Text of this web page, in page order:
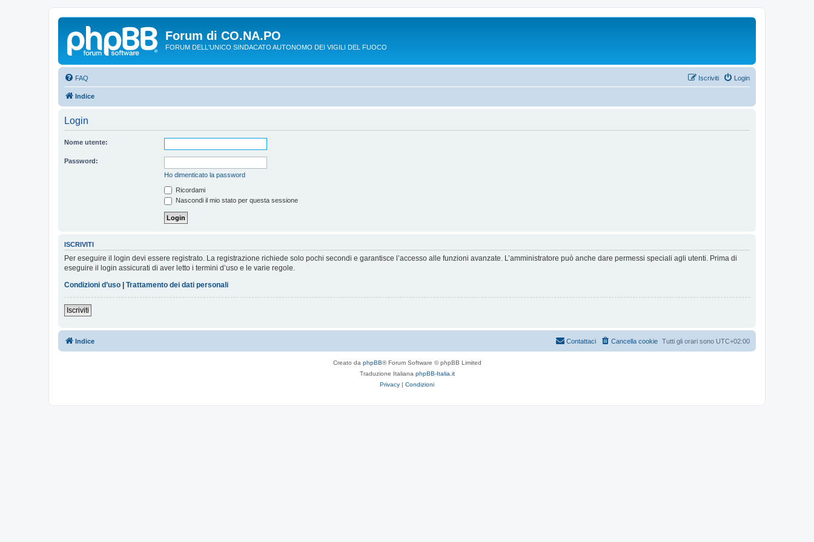
Forum di CO.NA.PO
FORUM DELL'UNICO SINDACATO AUTONOMO DEI VIGILI DEL FUOCO
FAQ Login
Iscriviti
Indice
Login
Nome utente:
Password:
Ho dimenticato la password
Ricordami
Nascondi il mio stato per questa sessione
ISCRIVITI
Per eseguire il login devi essere registrato. La registrazione richiede solo pochi secondi e garantisce l’accesso alle funzioni avanzate. L’amministratore può anche dare permessi speciali agli utenti. Prima di
eseguire il login assicurati di aver letto i termini d’uso e le varie regole.
Condizioni d’uso
Trattamento dei dati personali
Iscriviti
Indice Tutti gli orari sono UTC+02:00
Cancella cookie
Contattaci
Creato da phpBB® Forum Software © phpBB Limited
Traduzione Italiana phpBB-Italia.it
Privacy | Condizioni